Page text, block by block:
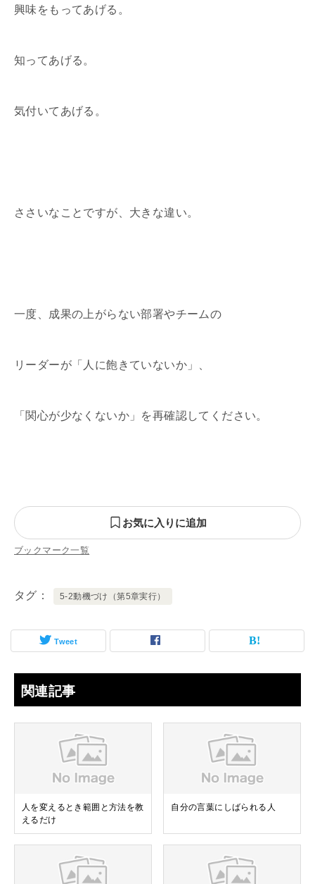
興味をもってあげる。
知ってあげる。
気付いてあげる。
ささいなことですが、大きな違い。
一度、成果の上がらない部署やチームの
リーダーが「人に飽きていないか」、
「関心が少なくないか」を再確認してください。
お気に入りに追加
ブックマーク一覧
タグ 5-2動機づけ（第5章実行）
Tweet
関連記事
人を変えるとき範囲と方法を教
えるだけ
自分の言葉にしばられる人